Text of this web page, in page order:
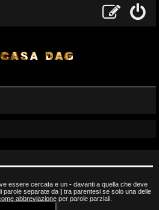
essere cercata e un - davanti a quella che deve
parole separate da | tra parentesi se solo una delle
abbreviazione per parole parziali.